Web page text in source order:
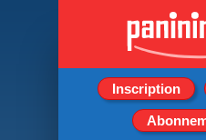
Inscription